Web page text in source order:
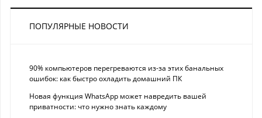
ПОПУЛЯРНЫЕ НОВОСТИ
90% компьютеров перегреваются из-за этих банальных
ошибок: как быстро охладить домашний ПК
Новая функция WhatsApp может навредить вашей
приватности: что нужно знать каждому